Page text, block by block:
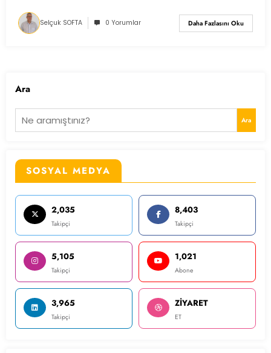
Selçuk SOFTA 0 Yorumlar Daha Fazlasını Oku
Ara
Ara
SOSYAL MEDYA
2,035
Takipçi
8,403
Takipçi
5,105
Takipçi
1,021
Abone
3,965
Takipçi
ZİYARET
ET